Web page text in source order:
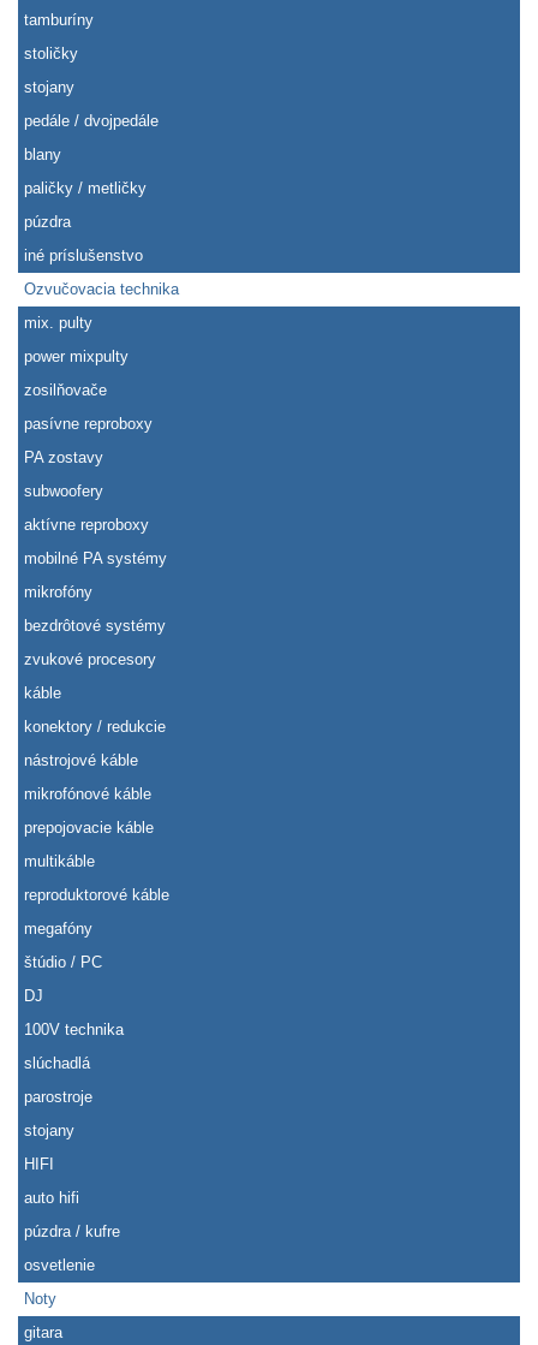
tamburíny
stoličky
stojany
pedále / dvojpedále
blany
paličky / metličky
púzdra
iné príslušenstvo
Ozvučovacia technika
mix. pulty
power mixpulty
zosilňovače
pasívne reproboxy
PA zostavy
subwoofery
aktívne reproboxy
mobilné PA systémy
mikrofóny
bezdrôtové systémy
zvukové procesory
káble
konektory / redukcie
nástrojové káble
mikrofónové káble
prepojovacie káble
multikáble
reproduktorové káble
megafóny
štúdio / PC
DJ
100V technika
slúchadlá
parostroje
stojany
HIFI
auto hifi
púzdra / kufre
osvetlenie
Noty
gitara